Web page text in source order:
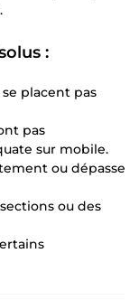
:
placent pas
pas
sur mobile.
ou dépasse
ou des